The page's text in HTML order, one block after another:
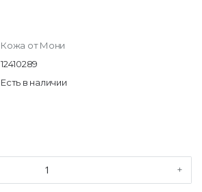
Кожа от Мони
12410289
Есть в наличии
+